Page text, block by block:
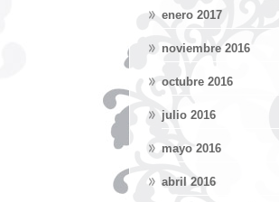
enero 2017
noviembre 2016
octubre 2016
julio 2016
mayo 2016
abril 2016